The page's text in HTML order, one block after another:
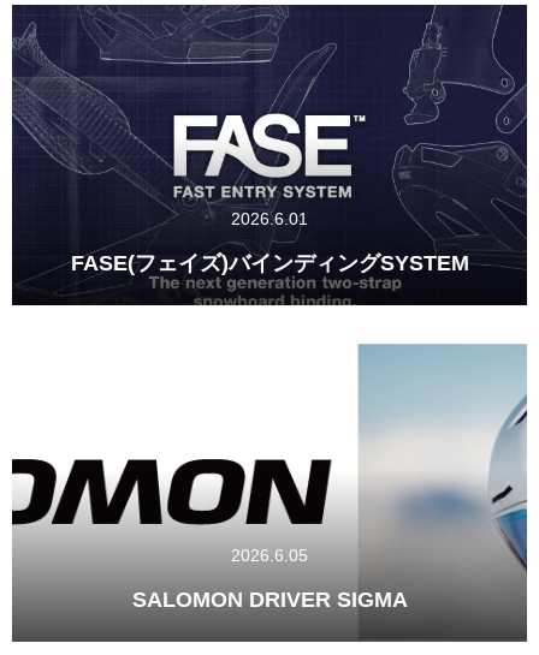
2026.6.01
FASE(フェイズ)バインディングSYSTEM
2026.6.05
SALOMON DRIVER SIGMA